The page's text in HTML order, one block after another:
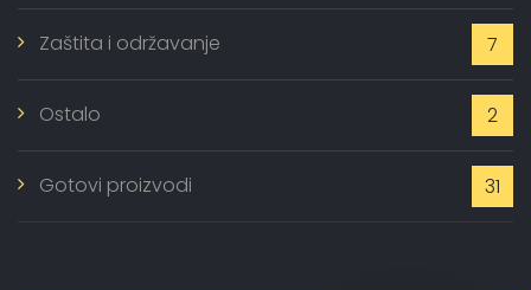
Zaštita i održavanje 7
Ostalo 2
Gotovi proizvodi 31